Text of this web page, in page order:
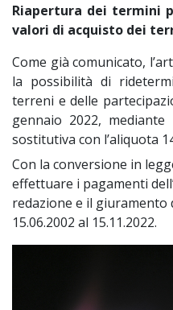
Riapertura dei termini
valori di acquisto dei
Come già comunicato,
la possibilità di
terreni e delle
gennaio 2022,
sostitutiva con l’aliquota
Con la conversione in
effettuare i pagamenti
redazione e il
15.06.2002 al 15.11.2022.